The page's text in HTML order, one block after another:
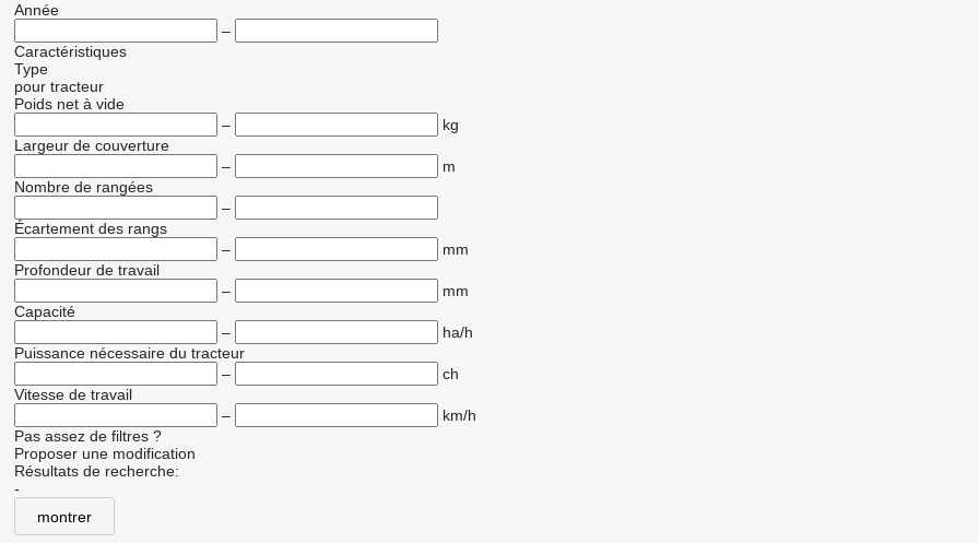
Année
–
Caractéristiques
Type
pour tracteur
Poids net à vide
–
kg
Largeur de couverture
–
m
Nombre de rangées
–
Écartement des rangs
–
mm
Profondeur de travail
–
mm
Capacité
–
ha/h
Puissance nécessaire du tracteur
–
ch
Vitesse de travail
–
km/h
Pas assez de filtres ?
Proposer une modification
Résultats de recherche:
-
montrer